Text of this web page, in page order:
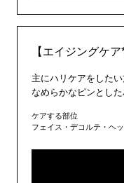
【エイジングケ
主にハリケアをしたい
なめらかなピンとした
ケアする部位
フェイス・デコルテ・ヘ